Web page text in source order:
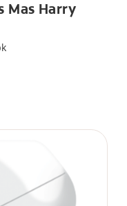
Mas Harry